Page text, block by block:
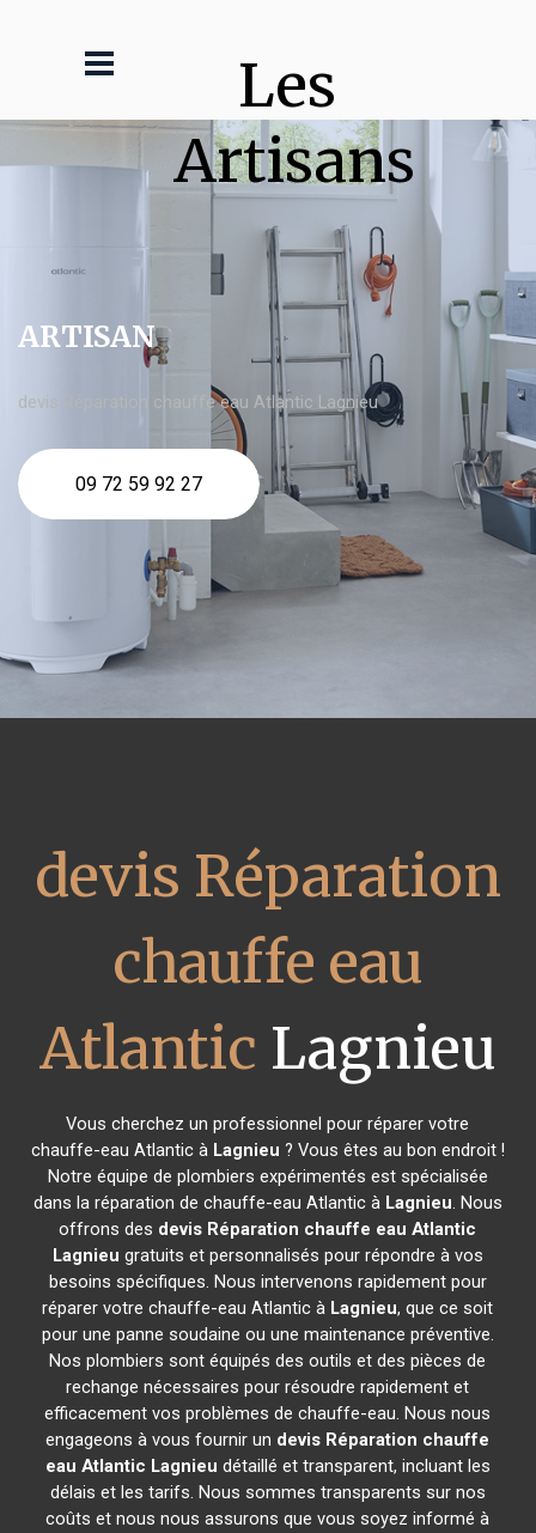
Les
Artisans
ARTISAN
devis Réparation chauffe eau Atlantic Lagnieu
09 72 59 92 27
devis Réparation
chauffe eau
Atlantic Lagnieu
Vous cherchez un professionnel pour réparer votre
chauffe-eau Atlantic à Lagnieu ? Vous êtes au bon endroit !
Notre équipe de plombiers expérimentés est spécialisée
dans la réparation de chauffe-eau Atlantic à Lagnieu. Nous
offrons des devis Réparation chauffe eau Atlantic
Lagnieu gratuits et personnalisés pour répondre à vos
besoins spécifiques. Nous intervenons rapidement pour
réparer votre chauffe-eau Atlantic à Lagnieu, que ce soit
pour une panne soudaine ou une maintenance préventive.
Nos plombiers sont équipés des outils et des pièces de
rechange nécessaires pour résoudre rapidement et
efficacement vos problèmes de chauffe-eau. Nous nous
engageons à vous fournir un devis Réparation chauffe
eau Atlantic Lagnieu détaillé et transparent, incluant les
délais et les tarifs. Nous sommes transparents sur nos
coûts et nous nous assurons que vous soyez informé à